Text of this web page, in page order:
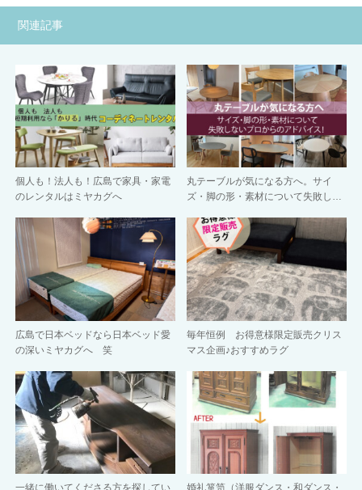
関連記事
個人も！法人も！広島で家具・家電
のレンタルはミヤカグへ
丸テーブルが気になる方へ。サイ
ズ・脚の形・素材について失敗し…
広島で日本ベッドなら日本ベッド愛
の深いミヤカグへ 笑
毎年恒例 お得意様限定販売クリス
マス企画♪おすすめラグ